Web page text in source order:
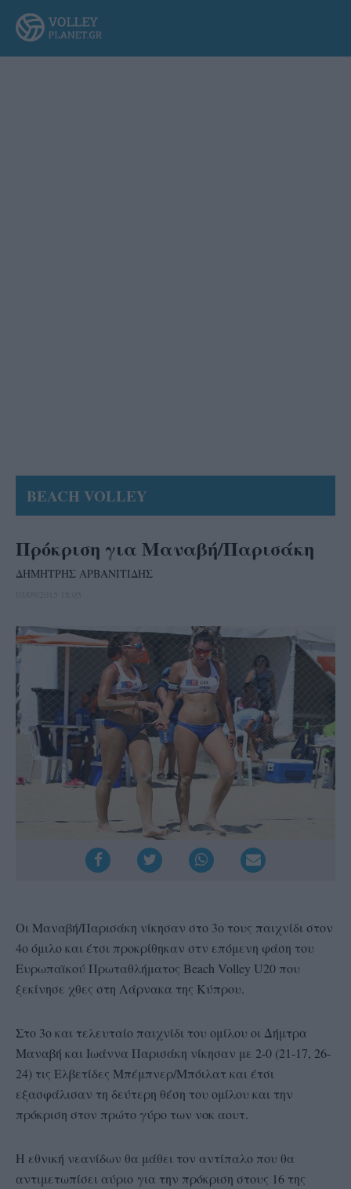
BEACH VOLLEY
Πρόκριση για Μαναβή/Παρισάκη
ΔΗΜΗΤΡΗΣ ΑΡΒΑΝΙΤΙΔΗΣ
Οι Μαναβή/Παρισάκη νίκησαν στο 3ο τους παιχνίδι στον
4ο όμιλο και έτσι προκρίθηκαν στν επόμενη φάση του
Ευρωπαϊκού Πρωταθλήματος Beach Volley U20 που
ξεκίνησε χθες στη Λάρνακα της Κύπρου.
Στο 3ο και τελευταίο παιχνίδι του ομίλου οι Δήμτρα
Μαναβή και Ιωάννα Παρισάκη νίκησαν με 2-0 (21-17, 26-
24) τις Ελβετίδες Μπέμπνερ/Μπόιλατ και έτσι
εξασφάλισαν τη δεύτερη θέση του ομίλου και την
πρόκριση στον πρώτο γύρο των νοκ αουτ.
Η εθνική νεανίδων θα μάθει τον αντίπαλο που θα
αντιμετωπίσει αύριο για την πρόκριση στους 16 της